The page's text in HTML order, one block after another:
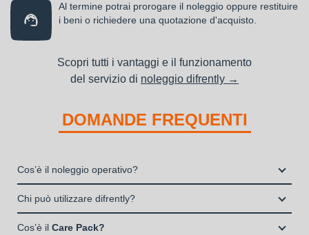
Al termine potrai prorogare il noleggio oppure restituire
i beni o richiedere una quotazione d'acquisto.
Scopri tutti i vantaggi e il funzionamento
del servizio di noleggio difrently →
DOMANDE FREQUENTI
Cos’è il noleggio operativo?
Il noleggio, o locazione operativa, è una soluzione che
alla propria attività a fronte del pagamento di un canone fisso
Chi può utilizzare difrently?
Liberi Professionisti e Studi Associati
Cos’è il Care Pack?